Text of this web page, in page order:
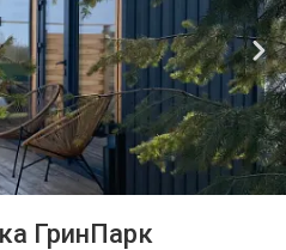
ГринПарк